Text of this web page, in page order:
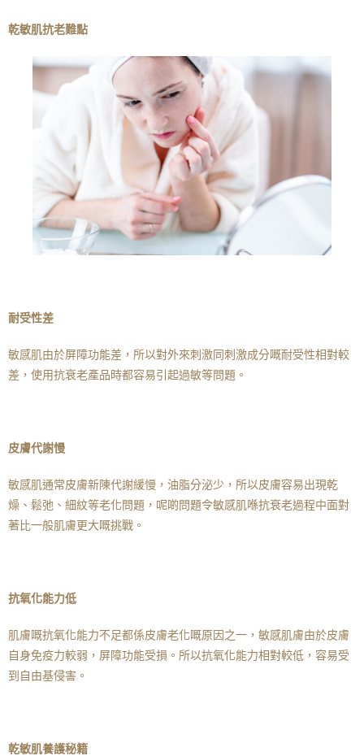
乾敏肌抗老難點
耐受性差
敏感肌由於屏障功能差，所以對外來刺激同刺激成分嘅耐受性相對較
差，使用抗衰老產品時都容易引起過敏等問題。
皮膚代謝慢
敏感肌通常皮膚新陳代謝緩慢，油脂分泌少，所以皮膚容易出現乾
燥、鬆弛、細紋等老化問題，呢啲問題令敏感肌喺抗衰老過程中面對
著比一般肌膚更大嘅挑戰。
抗氧化能力低
肌膚嘅抗氧化能力不足都係皮膚老化嘅原因之一，敏感肌膚由於皮膚
自身免疫力較弱，屏障功能受損。所以抗氧化能力相對較低，容易受
到自由基侵害。
乾敏肌養護秘籍